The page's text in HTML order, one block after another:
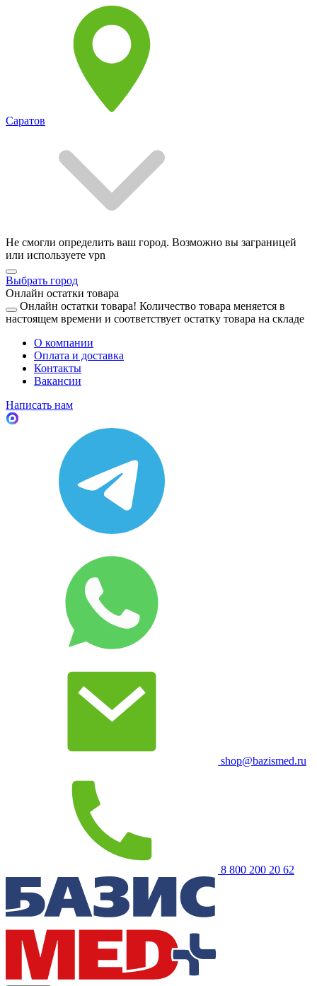
Саратов
Не смогли определить ваш город. Возможно вы заграницей
или используете vpn
Выбрать город
Онлайн остатки товара
Онлайн остатки товара! Количество товара меняется в
настоящем времени и соответствует остатку товара на складе
О компании
Оплата и доставка
Контакты
Вакансии
Написать нам
shop@bazismed.ru
8 800 200 20 62